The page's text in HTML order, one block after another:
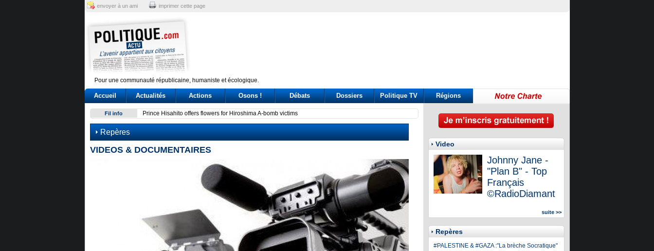
envoyer à un ami imprimer cette page
Pour une communauté républicaine, humaniste et écologique.
Accueil Actualités Actions Osons ! Débats Dossiers Politique TV Régions
Fil info El Siglo de Fidel: Un Centro “para Cuba y para el mundo” en el centenario del
Prince Hisahito offers flowers for Hiroshima A-bomb victims Conte e l'audizione in Commissione Covid: tre ore di «arringa» piene di messaggi (a destra e a sinistra)
Over 600 companies likely to be culled in Topix index’s biggest overhaul,
Repères
VIDEOS & DOCUMENTAIRES
Video
Johnny Jane -
"Plan B" - Top
Français
©RadioDiamant
suite >>
Repères
#PALESTINE & #GAZA :"La brèche Socratique"